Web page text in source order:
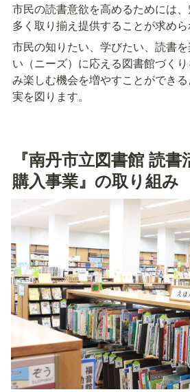
市民の読書意欲を高めるためには
多く取り揃え提供することが求めら
市民の知りたい、学びたい、読書
い（ニーズ）に応える図書館づく
み楽しむ機会を増やすことができ
実を図ります。
『南丹市立図書館 読
購入事業』の取り組み